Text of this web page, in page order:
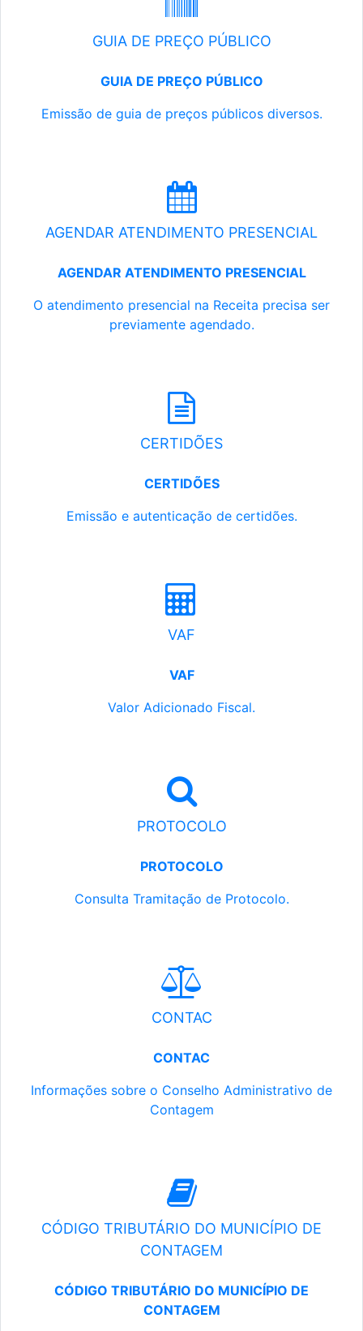
GUIA DE PREÇO PÚBLICO
GUIA DE PREÇO PÚBLICO
Emissão de guia de preços públicos diversos.
AGENDAR ATENDIMENTO PRESENCIAL
AGENDAR ATENDIMENTO PRESENCIAL
O atendimento presencial na Receita precisa ser
previamente agendado.
CERTIDÕES
CERTIDÕES
Emissão e autenticação de certidões.
VAF
VAF
Valor Adicionado Fiscal.
PROTOCOLO
PROTOCOLO
Consulta Tramitação de Protocolo.
CONTAC
CONTAC
Informações sobre o Conselho Administrativo de
Contagem
CÓDIGO TRIBUTÁRIO DO MUNICÍPIO DE
CONTAGEM
CÓDIGO TRIBUTÁRIO DO MUNICÍPIO DE
CONTAGEM